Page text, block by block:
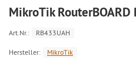
MikroTik RouterBOARD
Art.Nr.: RB433UAH
Hersteller: MikroTik